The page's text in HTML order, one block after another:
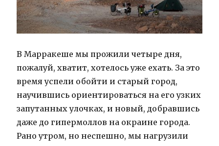
В Марракеше мы прожили четыре дня,
пожалуй, хватит, хотелось уже ехать. За это
время успели обойти и старый город,
научившись ориентироваться на его узких
запутанных улочках, и новый, добравшись
даже до гипермоллов на окраине города.
Рано утром, но неспешно, мы нагрузили